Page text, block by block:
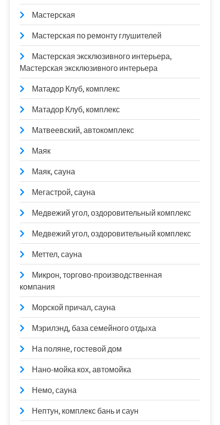
Мастерская
Мастерская по ремонту глушителей
Мастерская эксклюзивного интерьера,
Мастерская эксклюзивного интерьера
Матадор Клуб, комплекс
Матадор Клуб, комплекс
Матвеевский, автокомплекс
Маяк
Маяк, сауна
Мегастрой, сауна
Медвежий угол, оздоровительный комплекс
Медвежий угол, оздоровительный комплекс
Меттел, сауна
Микрон, торгово-производственная
компания
Морской причал, сауна
Мэрилэнд, база семейного отдыха
На поляне, гостевой дом
Нано-мойка кох, автомойка
Немо, сауна
Нептун, комплекс бань и саун